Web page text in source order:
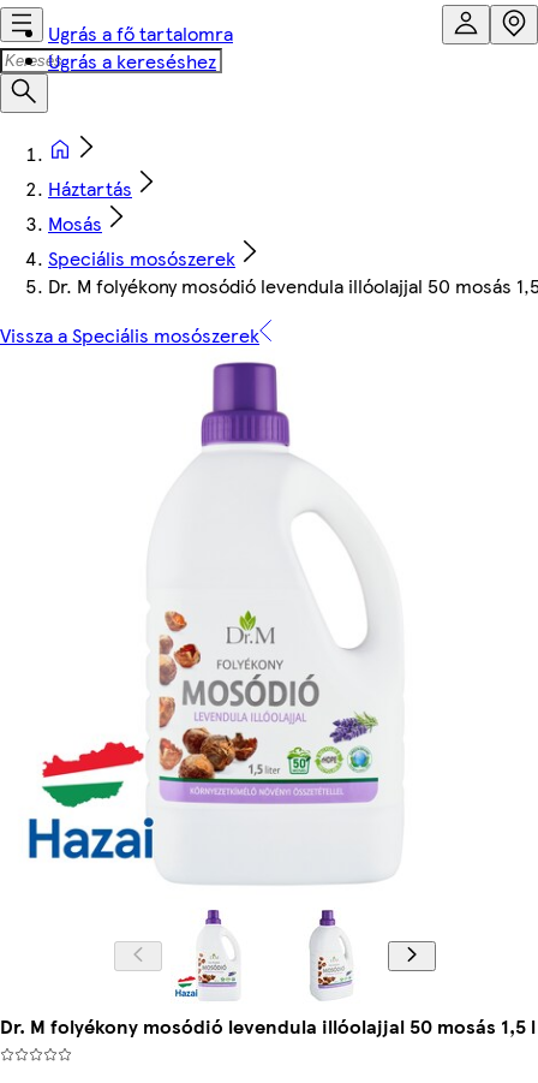
Ugrás a fő tartalomra
Ugrás a kereséshez
Háztartás
Mosás
Speciális mosószerek
Dr. M folyékony mosódió levendula illóolajjal 50 mosás
Vissza a Speciális mosószerek
Dr. M folyékony mosódió levendula illóolajjal 50 mosás 1,5 l